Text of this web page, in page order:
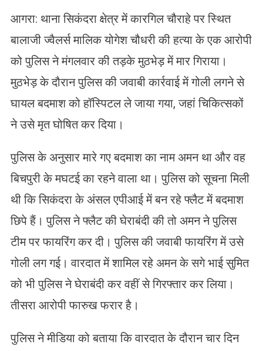
आगरा: थाना सिकंदरा क्षेत्र में कारगिल चौराहे पर स्थित
बालाजी ज्वैलर्स मालिक योगेश चौधरी की हत्या के एक आरोपी
को पुलिस ने मंगलवार की तड़के मुठभेड़ में मार गिराया।
मुठभेड़ के दौरान पुलिस की जवाबी कार्रवाई में गोली लगने से
घायल बदमाश को हॉस्पिटल ले जाया गया, जहां चिकित्सकों
ने उसे मृत घोषित कर दिया।
पुलिस के अनुसार मारे गए बदमाश का नाम अमन था और वह
बिचपुरी के मघटई का रहने वाला था। पुलिस को सूचना मिली
थी कि सिकंदरा के अंसल एपीआई में बन रहे फ्लैट में बदमाश
छिपे हैं। पुलिस ने फ्लैट की घेराबंदी की तो अमन ने पुलिस
टीम पर फायरिंग कर दी। पुलिस की जवाबी फायरिंग में उसे
गोली लग गई। वारदात में शामिल रहे अमन के सगे भाई सुमित
को भी पुलिस ने घेराबंदी कर वहीं से गिरफ्तार कर लिया।
तीसरा आरोपी फारुख फरार है।
पुलिस ने मीडिया को बताया कि वारदात के दौरान चार दिन